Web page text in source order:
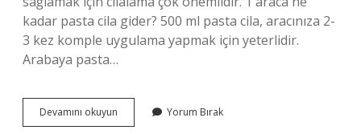
kadar pasta cila gider? 500 ml pasta cila, aracınıza 2-
3 kez komple uygulama yapmak için yeterlidir.
Arabaya pasta…
Devamını okuyun
Arabaya
Yorum Bırak